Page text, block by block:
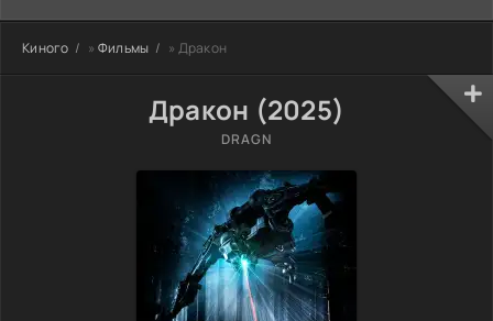
Киного » Фильмы » Дракон
Дракон (2025)
DRAGN